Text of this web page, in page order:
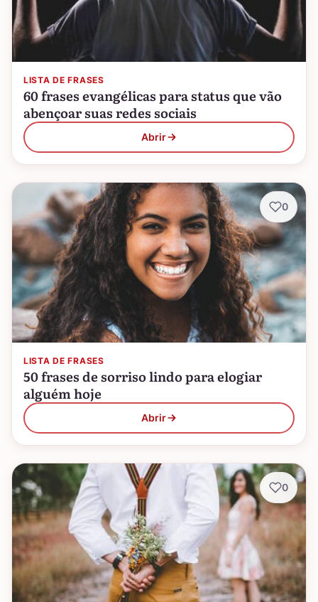
LISTA DE FRASES
60 frases evangélicas para status que vão
abençoar suas redes sociais
Abrir
LISTA DE FRASES
50 frases de sorriso lindo para elogiar
alguém hoje
Abrir
0
0